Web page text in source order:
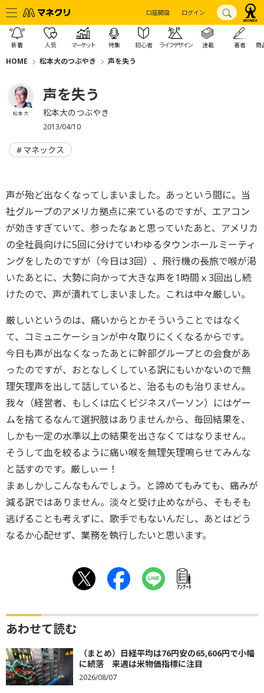
口座開設 ログイン
新着 人気 マーケット 特集 初心者 ライフデザイン 連載 著者 商
HOME 松本大のつぶやき 声を失う
松本 大
声を失う
松本大のつぶやき
2013/04/10
マネックス
声が殆ど出なくなってしまいました。あっという間に。当
社グループのアメリカ拠点に来ているのですが、エアコン
が効きすぎていて、参ったなぁと思っていたあと、アメリカ
の全社員向けに5回に分けていわゆるタウンホールミーティ
ングをしたのですが（今日は3回）、飛行機の長旅で喉が渇
いたあとに、大勢に向かって大きな声を1時間ｘ3回出し続
けたので、声が潰れてしまいました。これは中々厳しい。
厳しいというのは、痛いからとかそういうことではなく
て、コミュニケーションが中々取りにくくなるからです。
今日も声が出なくなったあとに幹部グループとの会食があ
ったのですが、おとなしくしている訳にもいかないので無
理矢理声を出して話していると、治るものも治りません。
我々（経営者、もしくは広くビジネスパーソン）にはゲー
ムを捨てるなんて選択肢はありませんから、毎回結果を、
しかも一定の水準以上の結果を出さなくてはなりません。
そうして血を絞るように痛い喉を無理矢理鳴らせてみんな
と話すのです。厳しぃー！
まぁしかしこんなもんでしょう。と諦めてもみても、痛みが
減る訳ではありません。淡々と受け止めながら、そもそも
逃げることも考えずに、歌手でもないんだし、あとはどう
なるか心配せず、業務を執行したいと思います。
ｱﾝｹｰﾄ
あわせて読む
（まとめ）日経平均は76円安の65,606円で小幅
に続落 来週は米物価指標に注目
2026/08/07